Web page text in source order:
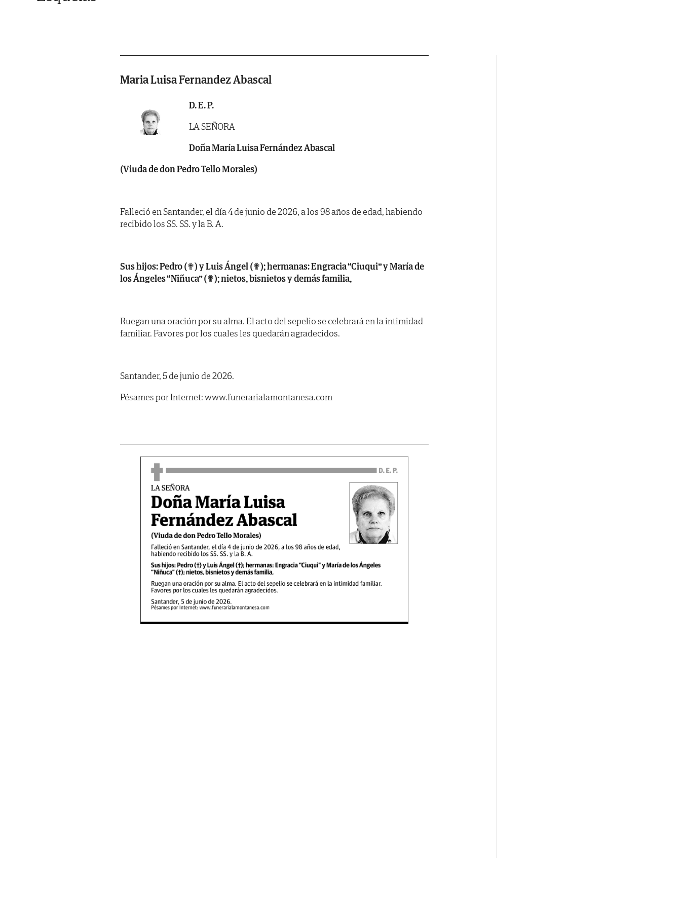
Maria Luisa Fernandez Abascal
D. E. P.
LA SEÑORA
Doña María Luisa Fernández Abascal
(Viuda de don Pedro Tello Morales)
Falleció en Santander, el día 4 de junio de 2026, a los 98 años de edad, habiendo
recibido los SS. SS. y la B. A.
Sus hijos: Pedro (✟) y Luis Ángel (✟); hermanas: Engracia “Ciuqui” y María de
los Ángeles “Niñuca” (✟); nietos, bisnietos y demás familia,
Ruegan una oración por su alma. El acto del sepelio se celebrará en la intimidad
familiar. Favores por los cuales les quedarán agradecidos.
Santander, 5 de junio de 2026.
Pésames por Internet: www.funerarialamontanesa.com